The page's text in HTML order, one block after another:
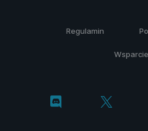
Regulamin
Wsparcie